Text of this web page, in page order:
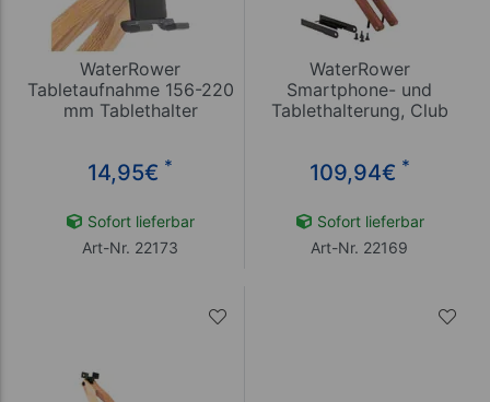
WaterRower
Tabletaufnahme 156-220
mm Tablethalter
14,95€ *
Sofort lieferbar
Art-Nr. 22173
WaterRower
Smartphone- und
Tablethalterung, Club
109,94€ *
Sofort lieferbar
Art-Nr. 22169